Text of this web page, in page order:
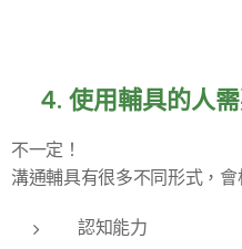
❓4. 使用輔具的人
不一定！
溝通輔具有很多不同形式，會
認知能力